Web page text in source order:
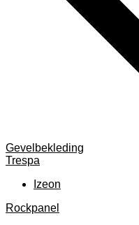
Gevelbekleding
Trespa
Izeon
Rockpanel